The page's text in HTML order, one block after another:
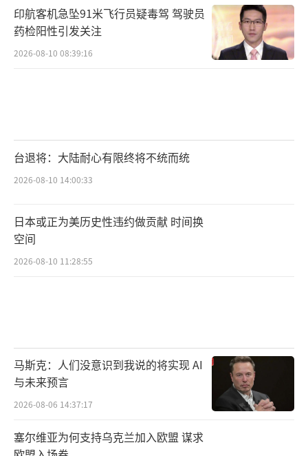
印航客机急坠91米飞行员疑毒驾 驾驶员
药检阳性引发关注
2026-08-10 08:39:16
台退将：大陆耐心有限终将不统而统
2026-08-10 14:00:33
日本或正为美历史性违约做贡献 时间换
空间
2026-08-10 11:28:55
马斯克：人们没意识到我说的将实现 AI
与未来预言
2026-08-06 14:37:17
塞尔维亚为何支持乌克兰加入欧盟 谋求